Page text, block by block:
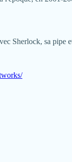
Sherlock, sa pipe